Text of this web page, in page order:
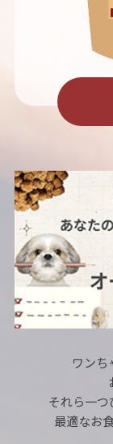
ワンち
それら一つ
最適なお